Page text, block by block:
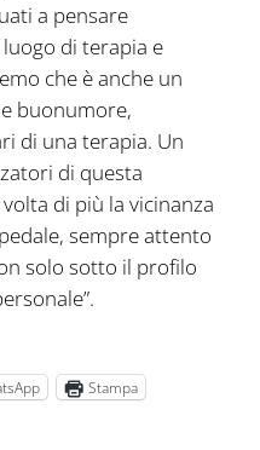
a pensare
luogo di terapia e
che è anche un
buonumore,
di una terapia. Un
di questa
di più la vicinanza
sempre attento
solo sotto il profilo
Stampa